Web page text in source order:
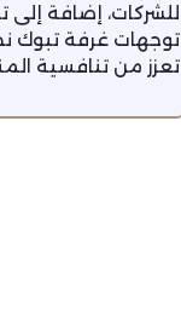
للشركات، إضافة إلى
توجهات غرفة تبوك
تعزز من تنافسية